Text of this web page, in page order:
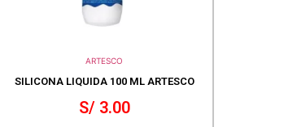
ARTESCO
SILICONA LIQUIDA 100 ML ARTESCO
S/3.00